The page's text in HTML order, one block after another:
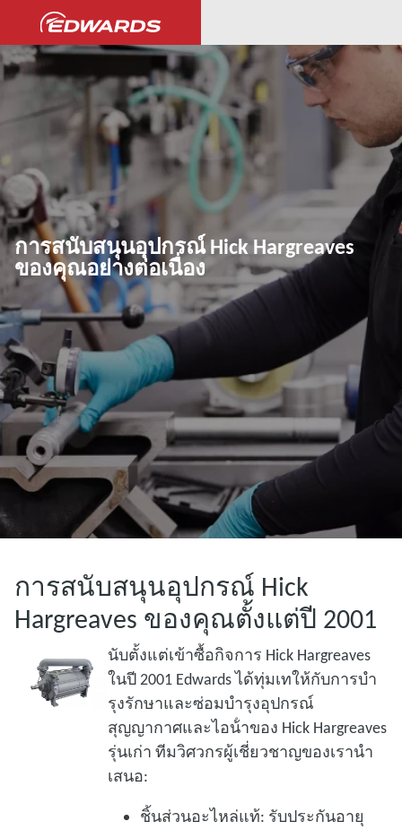
การสนับสนุนอุปกรณ์ Hick Hargreaves
ของคุณอย่างต่อเนื่อง
การสนับสนุนอุปกรณ์ Hick
Hargreaves ของคุณตั้งแต่ปี 2001
นับตั้งแต่เข้าซื้อกิจการ Hick Hargreaves
ในปี 2001 Edwards ได้ทุ่มเทให้กับการบํา
รุงรักษาและซ่อมบํารุงอุปกรณ์
สุญญากาศและไอน้ําของ Hick Hargreaves
รุ่นเก่า ทีมวิศวกรผู้เชี่ยวชาญของเรานํา
เสนอ:
ชิ้นส่วนอะไหล่แท้: รับประกันอายุ